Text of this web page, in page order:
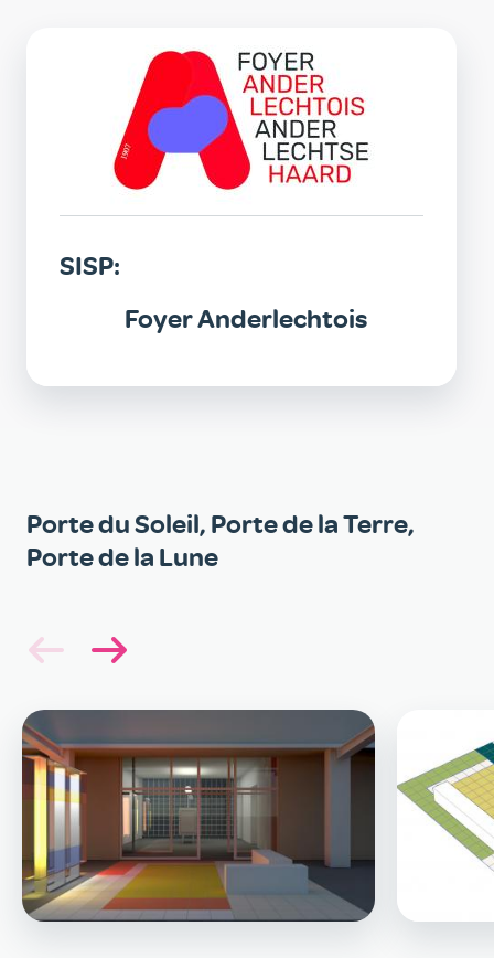
SISP:
Foyer Anderlechtois
Galerie
Porte du Soleil, Porte de la Terre,
Porte de la Lune
Image